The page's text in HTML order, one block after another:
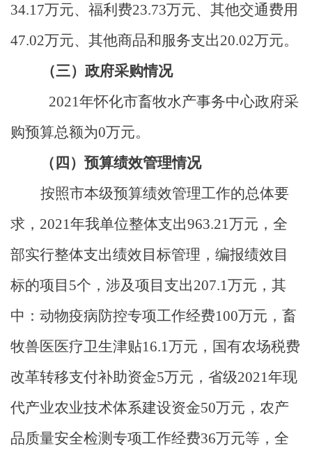
34.17万元、福利费23.73万元、其他交通费用
47.02万元、其他商品和服务支出20.02万元。
（三）政府采购情况
2021年怀化市畜牧水产事务中心政府采
购预算总额为0万元。
（四）预算绩效管理情况
按照市本级预算绩效管理工作的总体要
求， 2021年我单位整体支出963.21万元，全
部实行整体支出绩效目标管理，编报绩效目
标的项目 5个，涉及项目支出207.1万元，其
中：动物疫病防控专项工作经费100万元，畜
牧兽医医疗卫生津贴16.1万元，国有农场税费
改革转移支付补助资金5万元，省级2021年现
代产业农业技术体系建设资金50万元，农产
品质量安全检测专项工作经费36万元等，全